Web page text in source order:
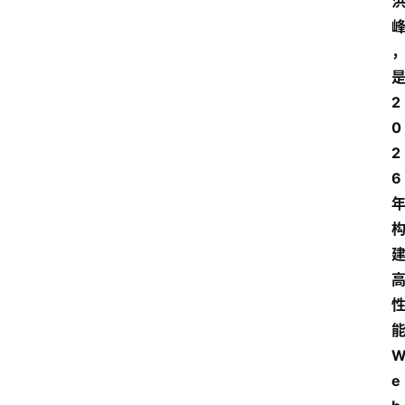
峰
，
是
2
0
2
6
年
构
建
高
性
能
e